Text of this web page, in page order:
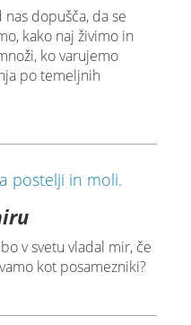
dopušča, da se
kako naj živimo in
ko varujemo
po temeljnih
v svetu vladal mir, če
kot posamezniki?